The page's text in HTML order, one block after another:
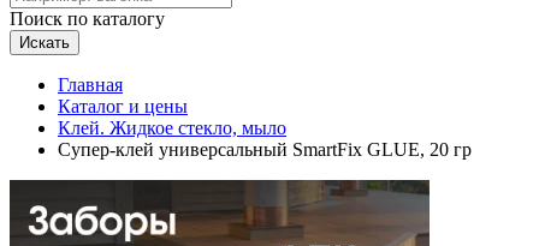
Поиск по каталогу
Искать
Главная
Каталог и цены
Клей. Жидкое стекло, мыло
Супер-клей универсальный SmartFix GLUE, 20 гр